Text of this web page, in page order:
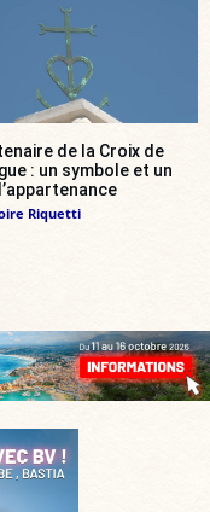
de la Croix de
: un symbole et un
Riquetti